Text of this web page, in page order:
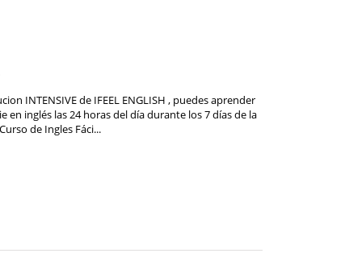
INTENSIVE de IFEEL ENGLISH , puedes aprender
en inglés las 24 horas del día durante los 7 días de la
de Ingles Fáci...